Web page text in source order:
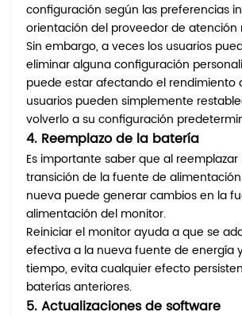
configuración según las preferencias
orientación del proveedor de atención
Sin embargo, a veces los usuarios
eliminar alguna configuración
puede estar afectando el rendimiento
usuarios pueden simplemente
volverlo a su configuración
4. Reemplazo de la batería
Es importante saber que al
transición de la fuente de
nueva puede generar cambios en la
alimentación del monitor.
Reiniciar el monitor ayuda a que se
efectiva a la nueva fuente de energía
tiempo, evita cualquier efecto
baterías anteriores.
5. Actualizaciones de software